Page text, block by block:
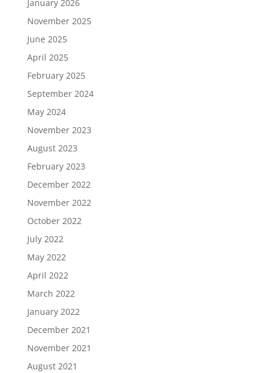
January 2026
November 2025
June 2025
April 2025
February 2025
September 2024
May 2024
November 2023
August 2023
February 2023
December 2022
November 2022
October 2022
July 2022
May 2022
April 2022
March 2022
January 2022
December 2021
November 2021
August 2021